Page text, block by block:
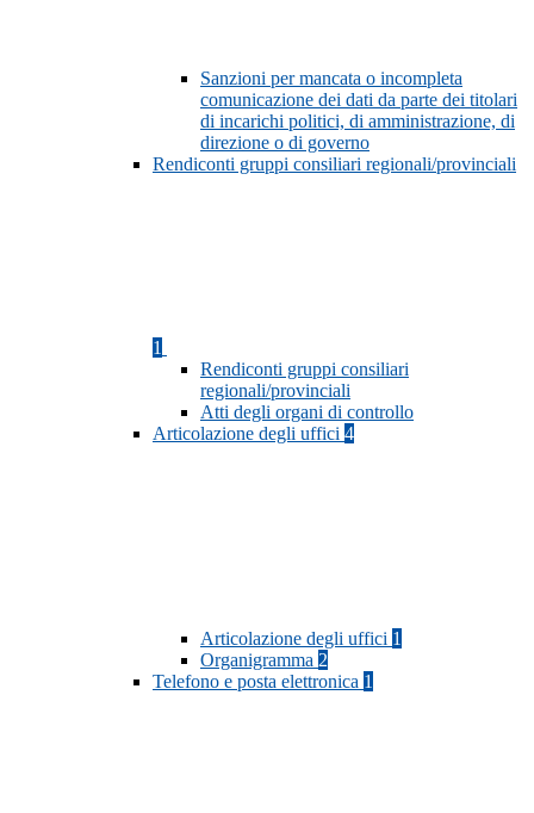
Sanzioni per mancata o incompleta
comunicazione dei dati da parte dei titolari
di incarichi politici, di amministrazione, di
direzione o di governo
Rendiconti gruppi consiliari regionali/provinciali
1
Rendiconti gruppi consiliari
regionali/provinciali
Atti degli organi di controllo
Articolazione degli uffici 4
Articolazione degli uffici 1
Organigramma 2
Telefono e posta elettronica 1